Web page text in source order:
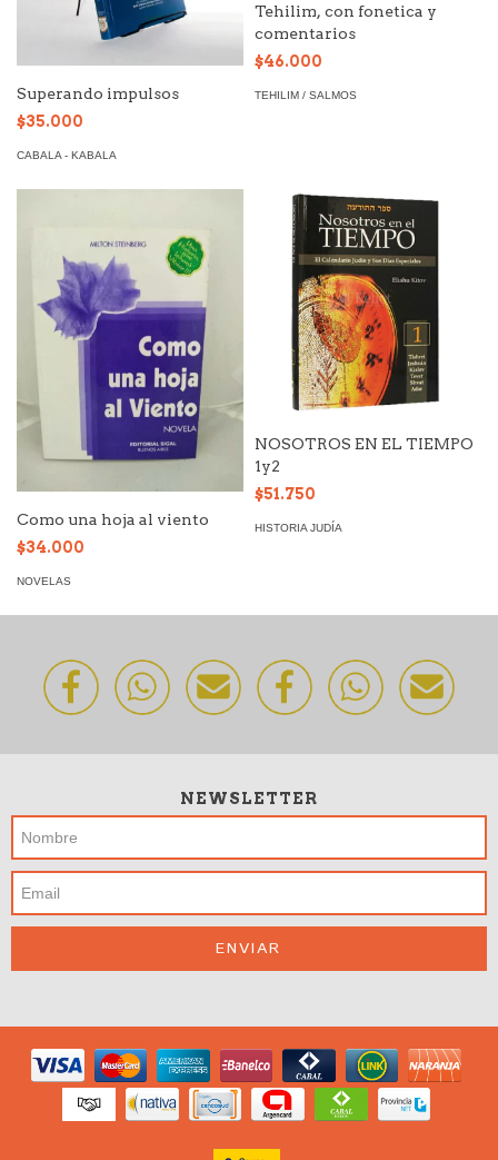
Superando impulsos
$35.000
CABALA - KABALA
Tehilim, con fonetica y
comentarios
$46.000
TEHILIM / SALMOS
Como una hoja al viento
$34.000
NOVELAS
NOSOTROS EN EL TIEMPO
1y2
$51.750
HISTORIA JUDÍA
NEWSLETTER